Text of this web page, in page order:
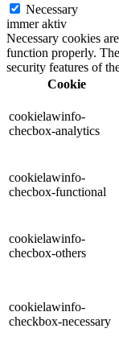
Necessary
immer aktiv
Necessary cookies
function properly.
security features of
Cookie
cookielawinfo-
checbox-analytics
cookielawinfo-
checbox-functional
cookielawinfo-
checbox-others
cookielawinfo-
checkbox-necessary